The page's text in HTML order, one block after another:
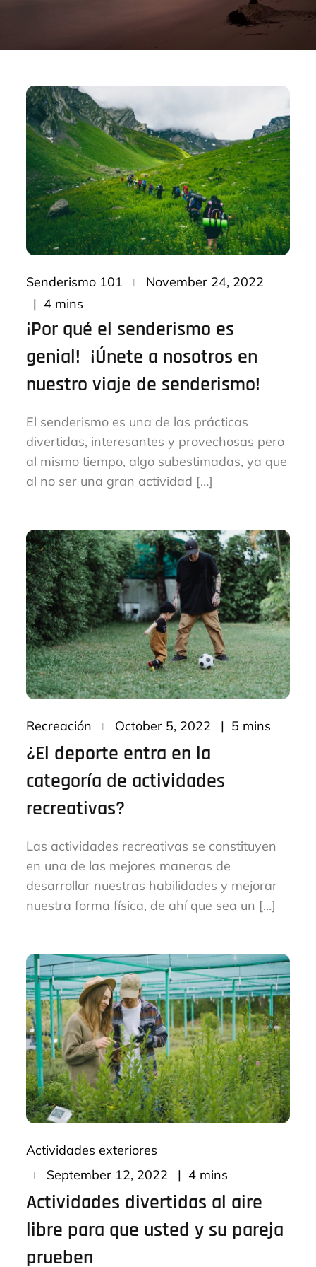
Senderismo 101
Posted
November 24, 2022
4 mins
¡Por qué el senderismo es
genial! ¡Únete a nosotros en
nuestro viaje de senderismo!
El senderismo es una de las prácticas
divertidas, interesantes y provechosas pero
al mismo tiempo, algo subestimadas, ya que
al no ser una gran actividad […]
Recreación
Posted
October 5, 2022 5 mins
¿El deporte entra en la
categoría de actividades
recreativas?
Las actividades recreativas se constituyen
en una de las mejores maneras de
desarrollar nuestras habilidades y mejorar
nuestra forma física, de ahí que sea un […]
Actividades exteriores
Posted
on
September 12, 2022 4 mins
Actividades divertidas al aire
libre para que usted y su pareja
prueben